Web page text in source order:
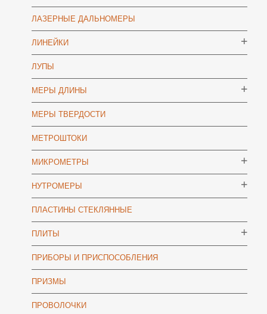
ЛАЗЕРНЫЕ ДАЛЬНОМЕРЫ
ЛИНЕЙКИ
ЛУПЫ
МЕРЫ ДЛИНЫ
МЕРЫ ТВЕРДОСТИ
МЕТРОШТОКИ
МИКРОМЕТРЫ
НУТРОМЕРЫ
ПЛАСТИНЫ СТЕКЛЯННЫЕ
ПЛИТЫ
ПРИБОРЫ И ПРИСПОСОБЛЕНИЯ
ПРИЗМЫ
ПРОВОЛОЧКИ